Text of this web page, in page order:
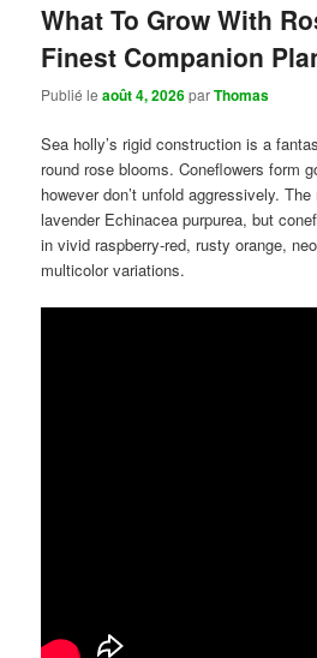
What To Grow With
Finest Companion
Publié leaoût 4, 2026parThomas
Sea holly’s rigid construction is a
round rose blooms. Coneflowers form
however don’t unfold aggressively.
lavender Echinacea purpurea, but
in vivid raspberry-red, rusty orange,
multicolor variations.